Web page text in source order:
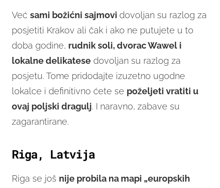
Već sami božićni sajmovi dovoljan su razlog za
posjetiti Krakov ali čak i ako ne putujete u to
doba godine, rudnik soli, dvorac Wawel i
lokalne delikatese dovoljan su razlog za
posjetu. Tome pridodajte izuzetno ugodne
lokalce i definitivno ćete se poželjeti vratiti u
ovaj poljski dragulj. I naravno, zabave su
zagarantirane.
Riga, Latvija
Riga se još nije probila na mapi „europskih